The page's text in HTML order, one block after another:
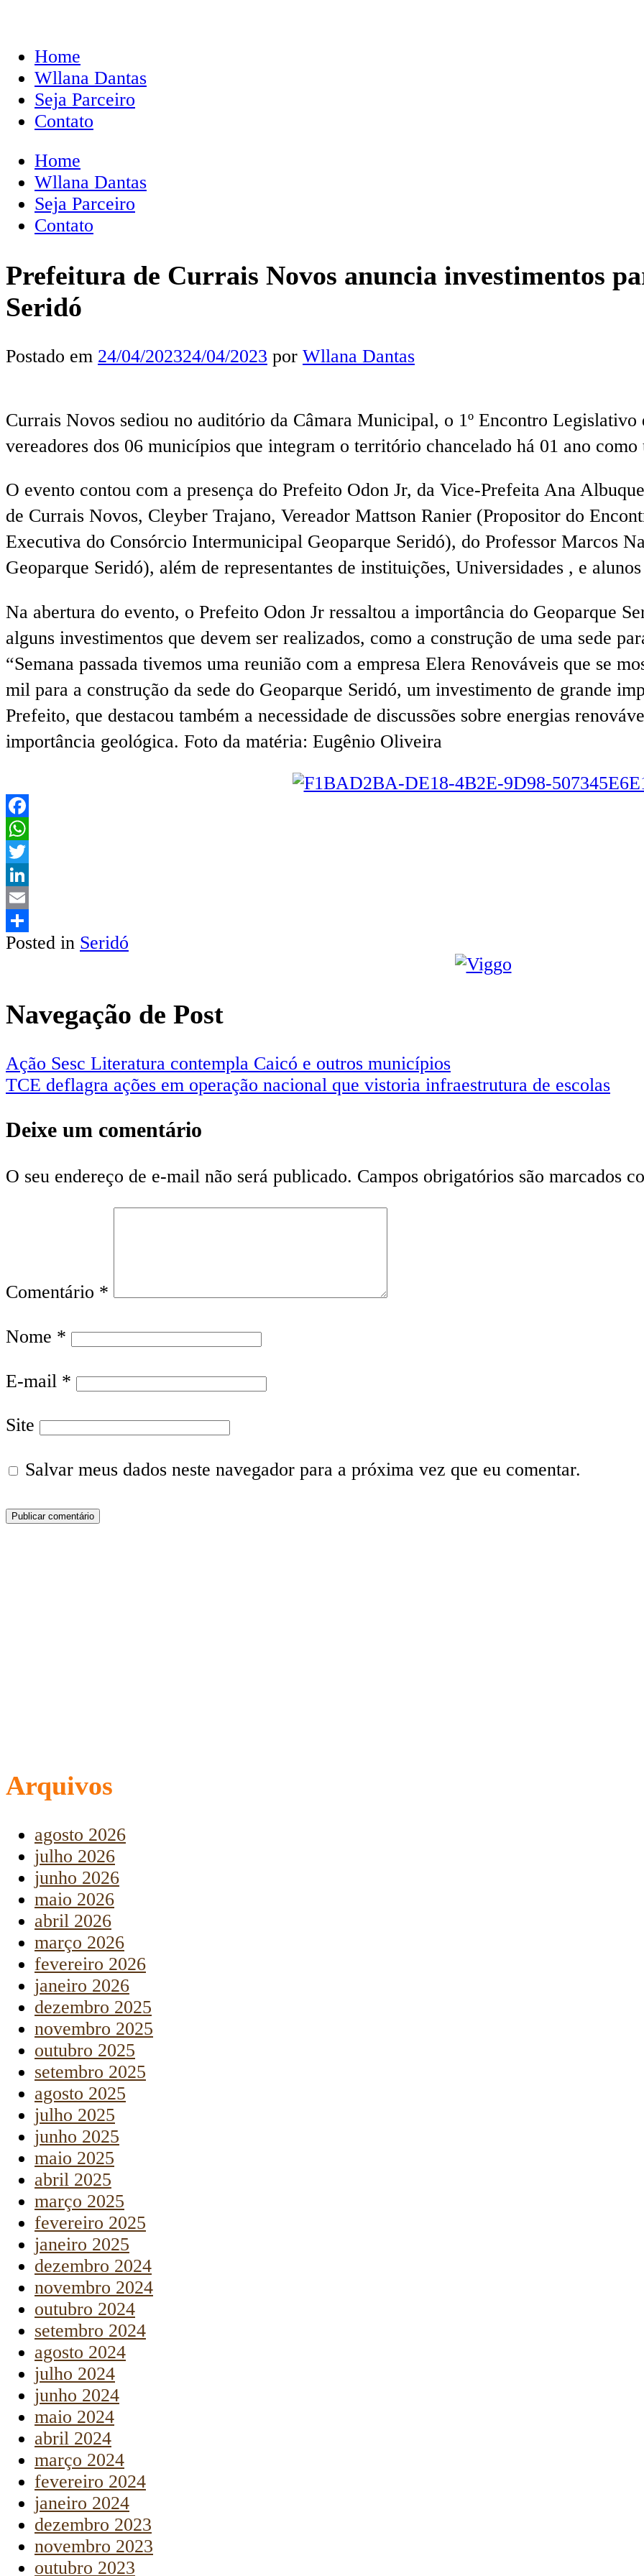
Home
Wllana Dantas
Seja Parceiro
Contato
Home
Wllana Dantas
Seja Parceiro
Contato
Prefeitura de Currais Novos anuncia investimentos
Seridó
Postado em 24/04/202324/04/2023 por Wllana Dantas
Currais Novos sediou no auditório da Câmara Municipal, o 1º Encontro Legislativo
vereadores dos 06 municípios que integram o território chancelado há 01 ano
O evento contou com a presença do Prefeito Odon Jr, da Vice-Prefeita Ana
de Currais Novos, Cleyber Trajano, Vereador Mattson Ranier (Propositor do
Executiva do Consórcio Intermunicipal Geoparque Seridó), do Professor Marcos
Geoparque Seridó), além de representantes de instituições, Universidades , e
Na abertura do evento, o Prefeito Odon Jr ressaltou a importância do Geoparque
alguns investimentos que devem ser realizados, como a construção de uma sede
“Semana passada tivemos uma reunião com a empresa Elera Renováveis que se
mil para a construção da sede do Geoparque Seridó, um investimento de grande
Prefeito, que destacou também a necessidade de discussões sobre energias
importância geológica. Foto da matéria: Eugênio Oliveira
Facebook
WhatsApp
Twitter
LinkedIn
Email
Share
Posted in Seridó
Navegação de Post
Ação Sesc Literatura contempla Caicó e outros municípios
TCE deflagra ações em operação nacional que vistoria infraestrutura de escolas
Deixe um comentário
O seu endereço de e-mail não será publicado. Campos obrigatórios são marcados
Comentário *
Nome *
E-mail *
Site
Salvar meus dados neste navegador para a próxima vez que eu comentar.
Arquivos
agosto 2026
julho 2026
junho 2026
maio 2026
abril 2026
março 2026
fevereiro 2026
janeiro 2026
dezembro 2025
novembro 2025
outubro 2025
setembro 2025
agosto 2025
julho 2025
junho 2025
maio 2025
abril 2025
março 2025
fevereiro 2025
janeiro 2025
dezembro 2024
novembro 2024
outubro 2024
setembro 2024
agosto 2024
julho 2024
junho 2024
maio 2024
abril 2024
março 2024
fevereiro 2024
janeiro 2024
dezembro 2023
novembro 2023
outubro 2023